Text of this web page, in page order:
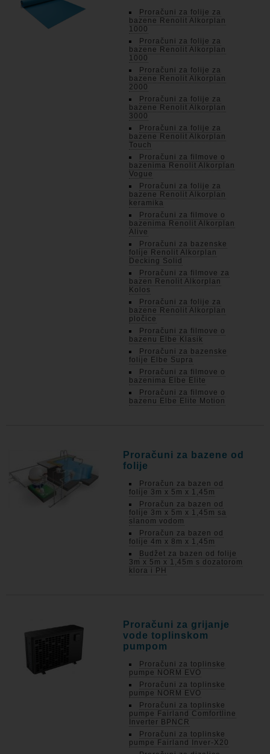
Proračuni za folije za
bazene Renolit Alkorplan
1000
Proračuni za folije za
bazene Renolit Alkorplan
1000
Proračuni za folije za
bazene Renolit Alkorplan
2000
Proračuni za folije za
bazene Renolit Alkorplan
3000
Proračuni za folije za
bazene Renolit Alkorplan
Touch
Proračuni za filmove o
bazenima Renolit Alkorplan
Vogue
Proračuni za folije za
bazene Renolit Alkorplan
keramika
Proračuni za filmove o
bazenima Renolit Alkorplan
Alive
Proračuni za bazenske
folije Renolit Alkorplan
Decking Solid
Proračuni za filmove za
bazen Renolit Alkorplan
Kolos
Proračuni za folije za
bazene Renolit Alkorplan
pločice
Proračuni za filmove o
bazenu Elbe Klasik
Proračuni za bazenske
folije Elbe Supra
Proračuni za filmove o
bazenima Elbe Elite
Proračuni za filmove o
bazenu Elbe Elite Motion
Proračuni za bazene od
folije
Proračun za bazen od
folije 3m x 5m x 1,45m
Proračun za bazen od
folije 3m x 5m x 1,45m sa
slanom vodom
Proračun za bazen od
folije 4m x 8m x 1,45m
Budžet za bazen od folije
3m x 5m x 1,45m s dozatorom
klora i PH
Proračuni za grijanje
vode toplinskom
pumpom
Proračuni za toplinske
pumpe NORM EVO
Proračuni za toplinske
pumpe NORM EVO
Proračuni za toplinske
pumpe Fairland Comfortline
Inverter BPNCR
Proračuni za toplinske
pumpe Fairland Inver-X20